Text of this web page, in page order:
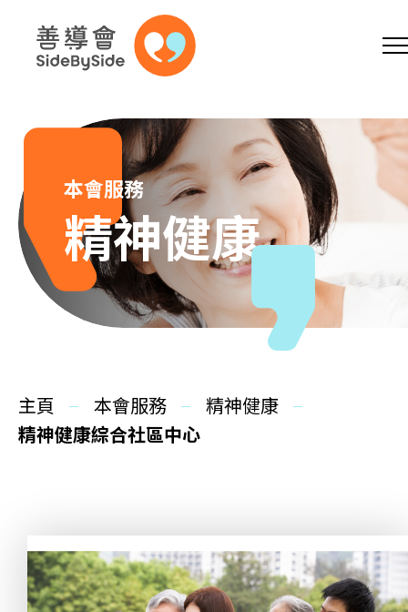
跳到內容（按回車鍵）
A EN繁 简
主頁
更生同行
社區教育
多元共融
本會服務
精神健康
主頁 本會服務
精神健康
精神健康綜合社區中心